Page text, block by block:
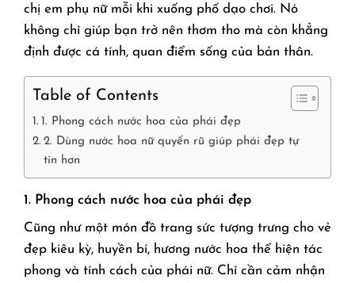
chị em phụ nữ mỗi khi xuống phố dạo chơi. Nó
không chỉ giúp bạn trở nên thơm tho mà còn khẳng
định được cá tính, quan điểm sống của bản thân.
Table of Contents
1. Phong cách nước hoa của phái đẹp
2. Dùng nước hoa nữ quyến rũ giúp phái đẹp tự
tin hơn
1. Phong cách nước hoa của phái đẹp
Cũng như một món đồ trang sức tượng trưng cho vẻ
đẹp kiêu kỳ, huyền bí, hương nước hoa thể hiện tác
phong và tính cách của phái nữ. Chỉ cần cảm nhận